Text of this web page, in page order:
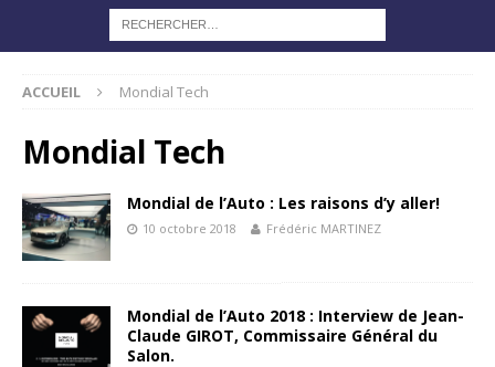
ACCUEIL Mondial Tech
Mondial Tech
Mondial de l’Auto : Les raisons d’y aller!
10 octobre 2018 Frédéric MARTINEZ
Mondial de l’Auto 2018 : Interview de Jean-
Claude GIROT, Commissaire Général du
Salon.